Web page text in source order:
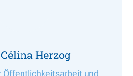
Herzog
Öffentlichkeitsarbeit und